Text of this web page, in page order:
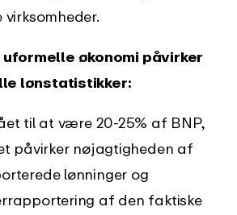
virksomheder.
økonomi påvirker
lønstatistikker:
til at være 20-25% af BNP,
påvirker nøjagtigheden af
lønninger og
af den faktiske